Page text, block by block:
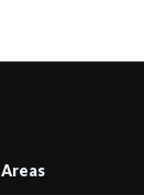
Areas